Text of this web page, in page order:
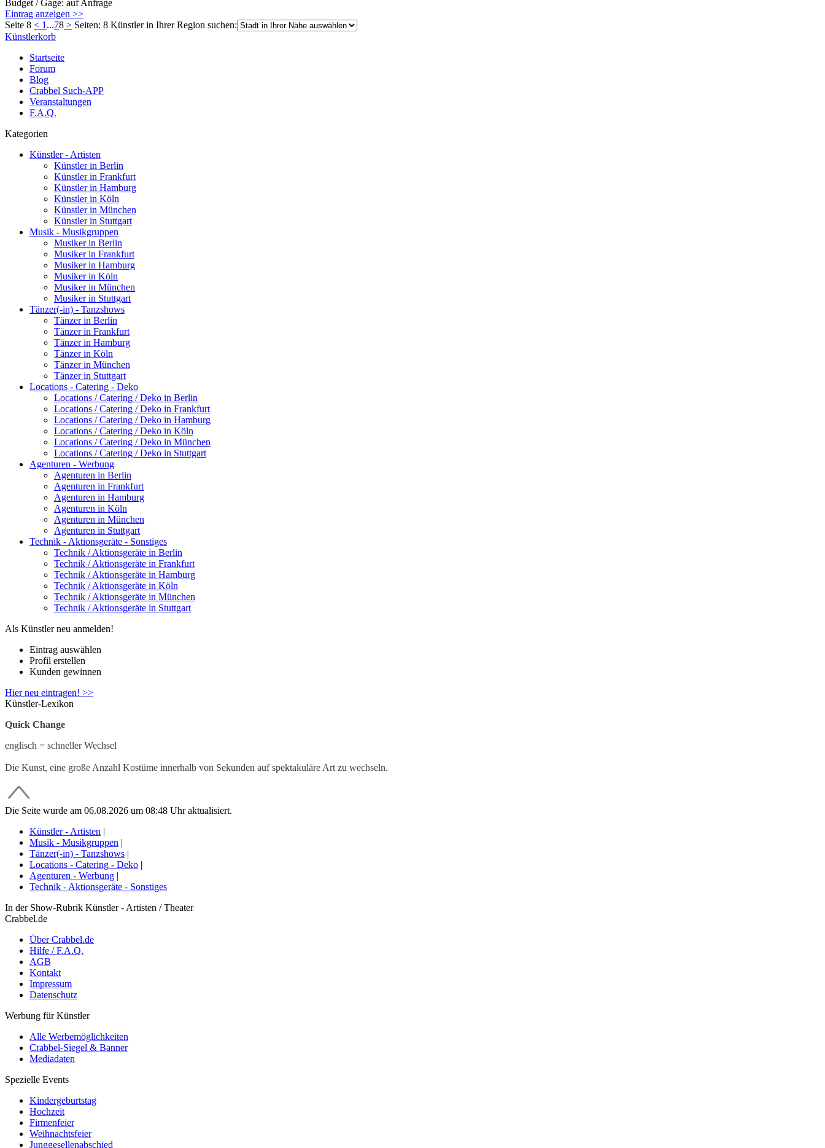
Budget / Gage: auf Anfrage
Eintrag anzeigen >>
Seite 8 < 1 ...78 > Seiten: 8 Künstler in Ihrer Region suchen:
Künstlerkorb
Startseite
Forum
Blog
Crabbel Such-APP
Veranstaltungen
F.A.Q.
Kategorien
Künstler - Artisten
Künstler in Berlin
Künstler in Frankfurt
Künstler in Hamburg
Künstler in Köln
Künstler in München
Künstler in Stuttgart
Musik - Musikgruppen
Musiker in Berlin
Musiker in Frankfurt
Musiker in Hamburg
Musiker in Köln
Musiker in München
Musiker in Stuttgart
Tänzer(-in) - Tanzshows
Tänzer in Berlin
Tänzer in Frankfurt
Tänzer in Hamburg
Tänzer in Köln
Tänzer in München
Tänzer in Stuttgart
Locations - Catering - Deko
Locations / Catering / Deko in Berlin
Locations / Catering / Deko in Frankfurt
Locations / Catering / Deko in Hamburg
Locations / Catering / Deko in Köln
Locations / Catering / Deko in München
Locations / Catering / Deko in Stuttgart
Agenturen - Werbung
Agenturen in Berlin
Agenturen in Frankfurt
Agenturen in Hamburg
Agenturen in Köln
Agenturen in München
Agenturen in Stuttgart
Technik - Aktionsgeräte - Sonstiges
Technik / Aktionsgeräte in Berlin
Technik / Aktionsgeräte in Frankfurt
Technik / Aktionsgeräte in Hamburg
Technik / Aktionsgeräte in Köln
Technik / Aktionsgeräte in München
Technik / Aktionsgeräte in Stuttgart
Als Künstler neu anmelden!
Eintrag auswählen
Profil erstellen
Kunden gewinnen
Hier neu eintragen! >>
Künstler-Lexikon
Quick Change
englisch = schneller Wechsel
Die Kunst, eine große Anzahl Kostüme innerhalb von Sekunden auf spektakuläre Art zu wechseln.
Die Seite wurde am 06.08.2026 um 08:48 Uhr aktualisiert.
Künstler - Artisten |
Musik - Musikgruppen |
Tänzer(-in) - Tanzshows |
Locations - Catering - Deko |
Agenturen - Werbung |
Technik - Aktionsgeräte - Sonstiges
In der Show-Rubrik Künstler - Artisten / Theater
Crabbel.de
Über Crabbel.de
Hilfe / F.A.Q.
AGB
Kontakt
Impressum
Datenschutz
Werbung für Künstler
Alle Werbemöglichkeiten
Crabbel-Siegel & Banner
Mediadaten
Spezielle Events
Kindergeburtstag
Hochzeit
Firmenfeier
Weihnachtsfeier
Junggesellenabschied